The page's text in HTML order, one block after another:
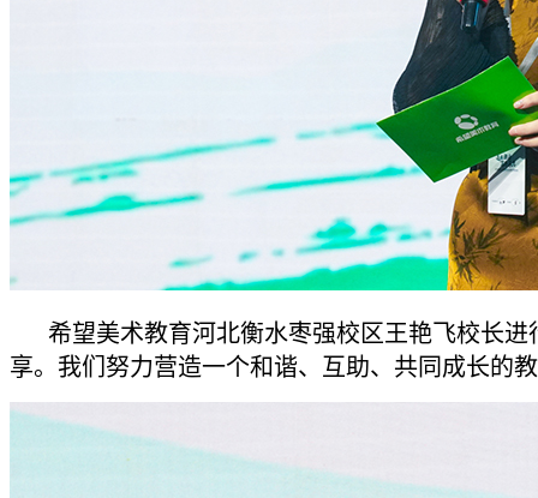
希望美术教育河北衡水枣强校区王艳飞校长进
享。我们努力营造一个和谐、互助、共同成长的